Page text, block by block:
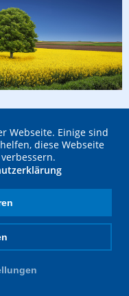
Webseite. Einige sind
diese Webseite